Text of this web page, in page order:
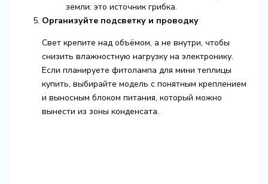
земли: это источник грибка.
Организуйте подсветку и проводку
Свет крепите над объёмом, а не внутри, чтобы
снизить влажностную нагрузку на электронику.
Если планируете фитолампа для мини теплицы
купить, выбирайте модель с понятным креплением
и выносным блоком питания, который можно
вынести из зоны конденсата.